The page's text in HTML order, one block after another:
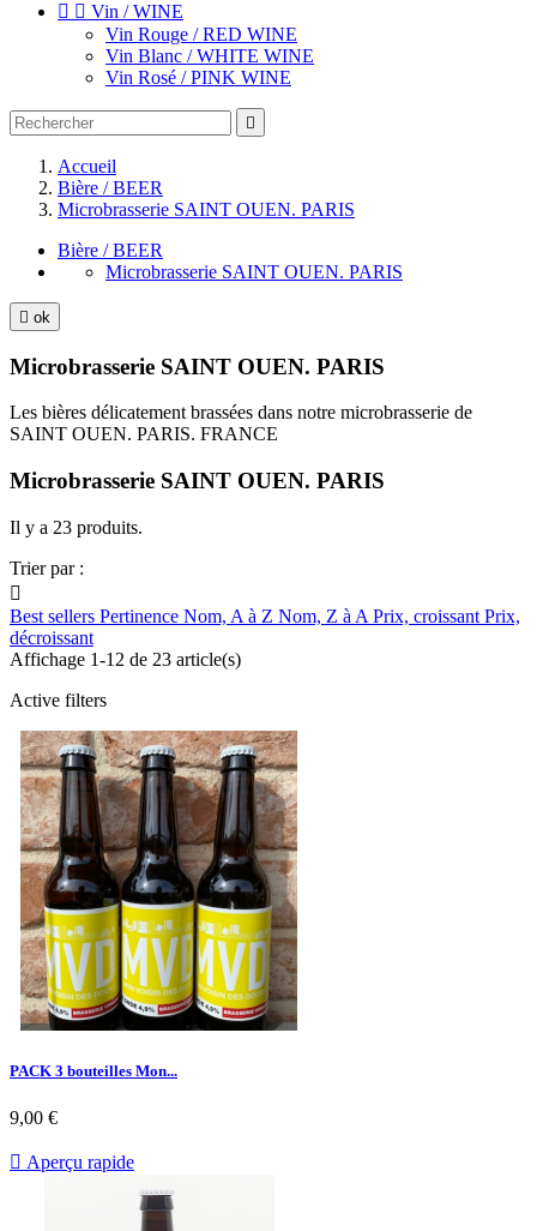
  Vin / WINE
Vin Rouge / RED WINE
Vin Blanc / WHITE WINE
Vin Rosé / PINK WINE

Accueil
Bière / BEER
Microbrasserie SAINT OUEN. PARIS
Bière / BEER
Microbrasserie SAINT OUEN. PARIS
 ok
Microbrasserie SAINT OUEN. PARIS
Les bières délicatement brassées dans notre microbrasserie de
SAINT OUEN. PARIS. FRANCE
Microbrasserie SAINT OUEN. PARIS
Il y a 23 produits.
Trier par :

Best sellers Pertinence Nom, A à Z Nom, Z à A Prix, croissant Prix,
décroissant
Affichage 1-12 de 23 article(s)
Active filters
PACK 3 bouteilles Mon...
9,00 €
 Aperçu rapide